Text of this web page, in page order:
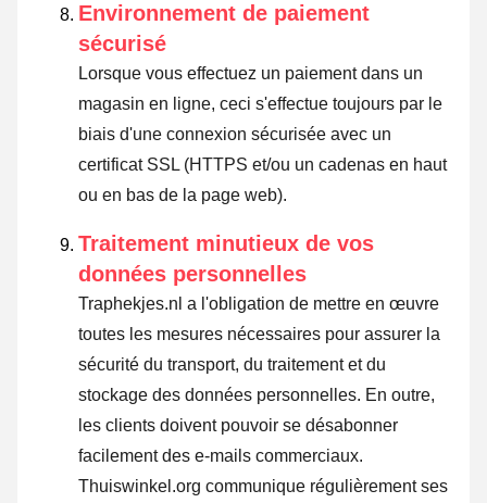
Environnement de paiement
sécurisé
Lorsque vous effectuez un paiement dans un
magasin en ligne, ceci s'effectue toujours par le
biais d'une connexion sécurisée avec un
certificat SSL (HTTPS et/ou un cadenas en haut
ou en bas de la page web).
Traitement minutieux de vos
données personnelles
Traphekjes.nl a l'obligation de mettre en œuvre
toutes les mesures nécessaires pour assurer la
sécurité du transport, du traitement et du
stockage des données personnelles. En outre,
les clients doivent pouvoir se désabonner
facilement des e-mails commerciaux.
Thuiswinkel.org communique régulièrement ses